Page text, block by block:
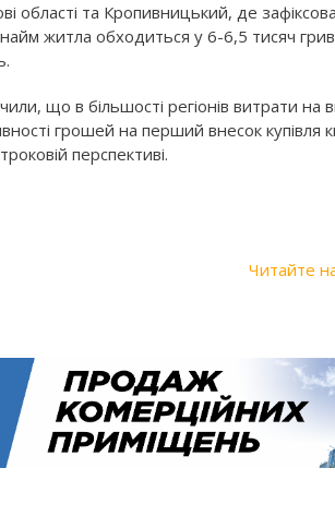
області та Кропивницький, де
житла обходиться у 6-6,5 тисяч
що в більшості регіонів витрати на
грошей на перший внесок купівля
перспективі.
Читайте